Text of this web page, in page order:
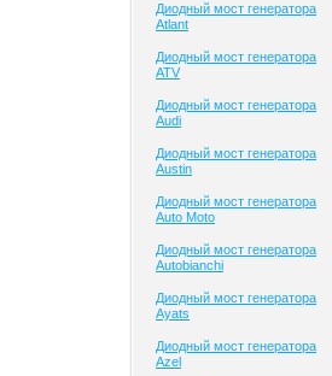
Диодный мост генератора
Atlant
Диодный мост генератора
ATV
Диодный мост генератора
Audi
Диодный мост генератора
Austin
Диодный мост генератора
Auto Moto
Диодный мост генератора
Autobianchi
Диодный мост генератора
Ayats
Диодный мост генератора
Azel